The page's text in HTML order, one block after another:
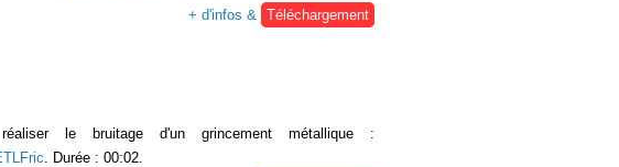
+ d'infos &
Téléchargement
le bruitage d'un grincement métallique :
. Durée : 00:02.